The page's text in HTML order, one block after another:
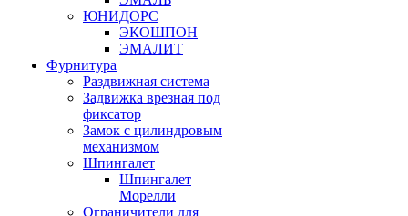
ЮНИДОРС
ЭКОШПОН
ЭМАЛИТ
Фурнитура
Раздвижная система
Задвижка врезная под
фиксатор
Замок с цилиндровым
механизмом
Шпингалет
Шпингалет
Морелли
Ограничители для